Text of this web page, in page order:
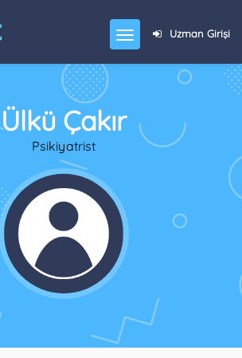
Uzman Girişi
Ülkü Çakır
Psikiyatrist